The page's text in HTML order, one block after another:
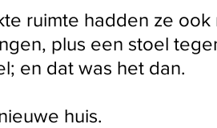
ruimte hadden ze
plus een stoel
en dat was het dan.
huis.